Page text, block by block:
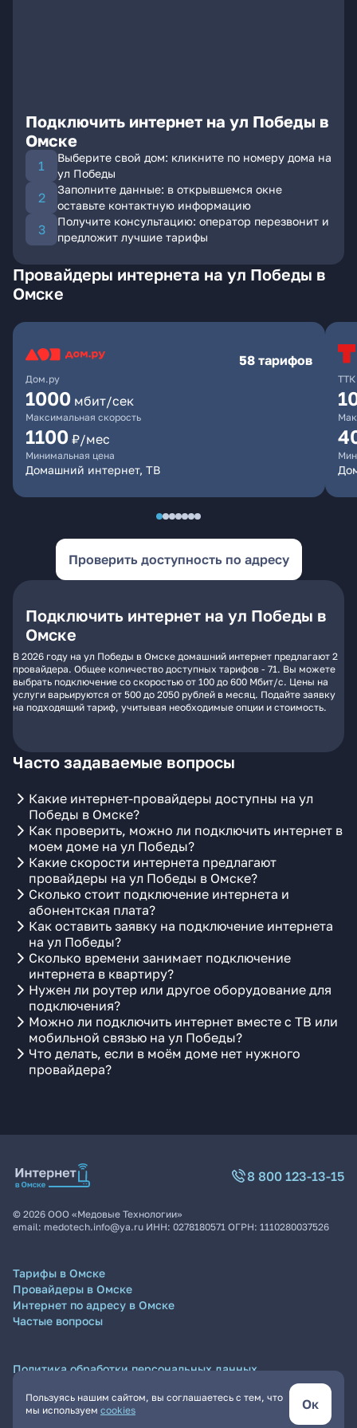
Подключить интернет на ул Победы в
Омске
Выберите свой дом: кликните по номеру дома на
ул Победы
Заполните данные: в открывшемся окне
оставьте контактную информацию
Получите консультацию: оператор перезвонит и
предложит лучшие тарифы
Провайдеры интернета на ул Победы в
Омске
Дом.ру
58 тарифов
1000 мбит/сек
Максимальная скорость
1100 ₽/мес
Минимальная цена
Домашний интернет, ТВ
ТТК
Проверить доступность по адресу
Подключить интернет на ул Победы в
Омске
В 2026 году на ул Победы в Омске домашний интернет предлагают 2
провайдера. Общее количество доступных тарифов - 71. Вы можете
выбрать подключение со скоростью от 100 до 600 Мбит/с. Цены на
услуги варьируются от 500 до 2050 рублей в месяц. Подайте заявку
на подходящий тариф, учитывая необходимые опции и стоимость.
Часто задаваемые вопросы
Какие интернет-провайдеры доступны на ул
Победы в Омске?
Как проверить, можно ли подключить интернет в
моем доме на ул Победы?
Какие скорости интернета предлагают
провайдеры на ул Победы в Омске?
Сколько стоит подключение интернета и
абонентская плата?
Как оставить заявку на подключение интернета
на ул Победы?
Сколько времени занимает подключение
интернета в квартиру?
Нужен ли роутер или другое оборудование для
подключения?
Можно ли подключить интернет вместе с ТВ или
мобильной связью на ул Победы?
Что делать, если в моём доме нет нужного
провайдера?
Пользуясь нашим сайтом, вы соглашаетесь с тем, что
мы используем cookies Ок
8 800 123-13-15
© 2026 ООО «Медовые Технологии»
email: medotech.info@ya.ru ИНН: 0278180571 ОГРН: 1110280037526
Тарифы в Омске
Провайдеры в Омске
Интернет по адресу в Омске
Частые вопросы
Политика обработки персональных данных
Пользовательское соглашение